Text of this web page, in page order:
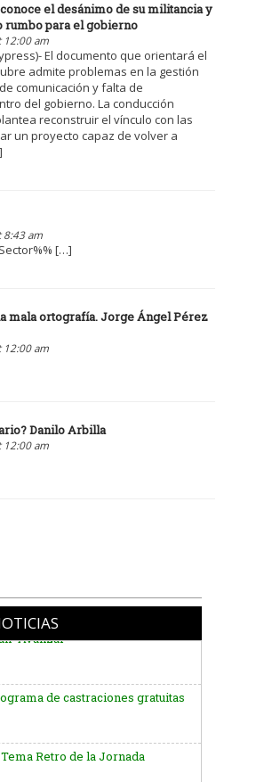
el desánimo de su militancia y
rumbo para el gobierno
12:00 am
El documento que orientará el
admite problemas en la gestión
comunicación y falta de
del gobierno. La conducción
reconstruir el vínculo con las
un proyecto capaz de volver a
8:43 am
[…]
mala ortografía. Jorge Ángel Pérez
12:00 am
Danilo Arbilla
12:00 am